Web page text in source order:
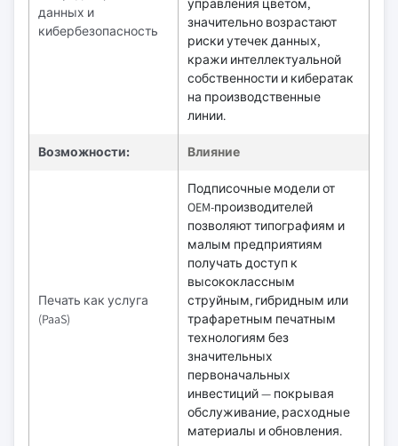
данных и
кибербезопасность
управления цветом,
значительно возрастают
риски утечек данных,
кражи интеллектуальной
собственности и кибератак
на производственные
линии.
Возможности: Влияние
Печать как услуга
(PaaS)
Подписочные модели от
OEM-производителей
позволяют типографиям и
малым предприятиям
получать доступ к
высококлассным
струйным, гибридным или
трафаретным печатным
технологиям без
значительных
первоначальных
инвестиций — покрывая
обслуживание, расходные
материалы и обновления.